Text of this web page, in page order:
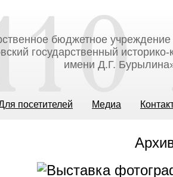
бюджетное
государственный
имени Д.Г.
посетителей Медиа